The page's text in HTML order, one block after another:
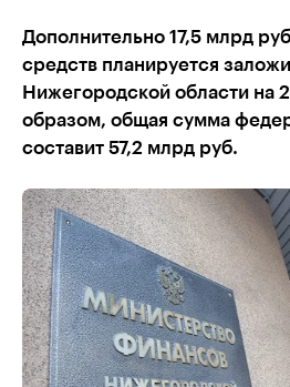
Дополнительно 17,5 млрд
средств планируется
Нижегородской области на
образом, общая сумма
составит 57,2 млрд руб.